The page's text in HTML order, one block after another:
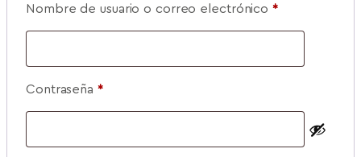
Nombre de usuario o correo electrónico*Obligatorio
Contraseña *Obligatorio